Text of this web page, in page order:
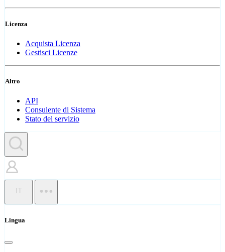
Licenza
Acquista Licenza
Gestisci Licenze
Altro
API
Consulente di Sistema
Stato del servizio
IT
Lingua